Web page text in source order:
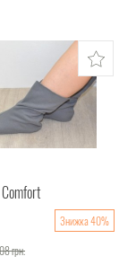
Comfort
Знижка 40%
грн.